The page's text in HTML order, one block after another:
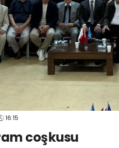
16:15
coşkusu